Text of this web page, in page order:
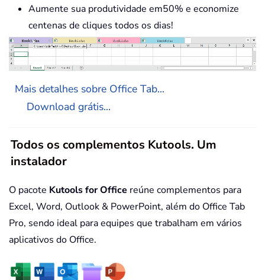
Aumente sua produtividade em50% e economize
centenas de cliques todos os dias!
Mais detalhes sobre Office Tab...
Download grátis...
Todos os complementos Kutools. Um
instalador
O pacote Kutools for Office reúne complementos para
Excel, Word, Outlook & PowerPoint, além do Office Tab
Pro, sendo ideal para equipes que trabalham em vários
aplicativos do Office.